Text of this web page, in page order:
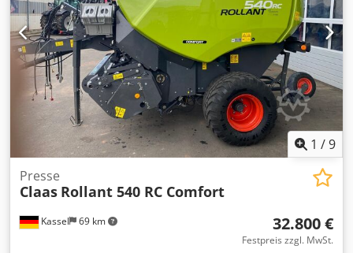
1 /9
Kassel 69 km
Presse
Claas Rollant 540 RC Comfort
32.800 €
Festpreis zzgl. MwSt.